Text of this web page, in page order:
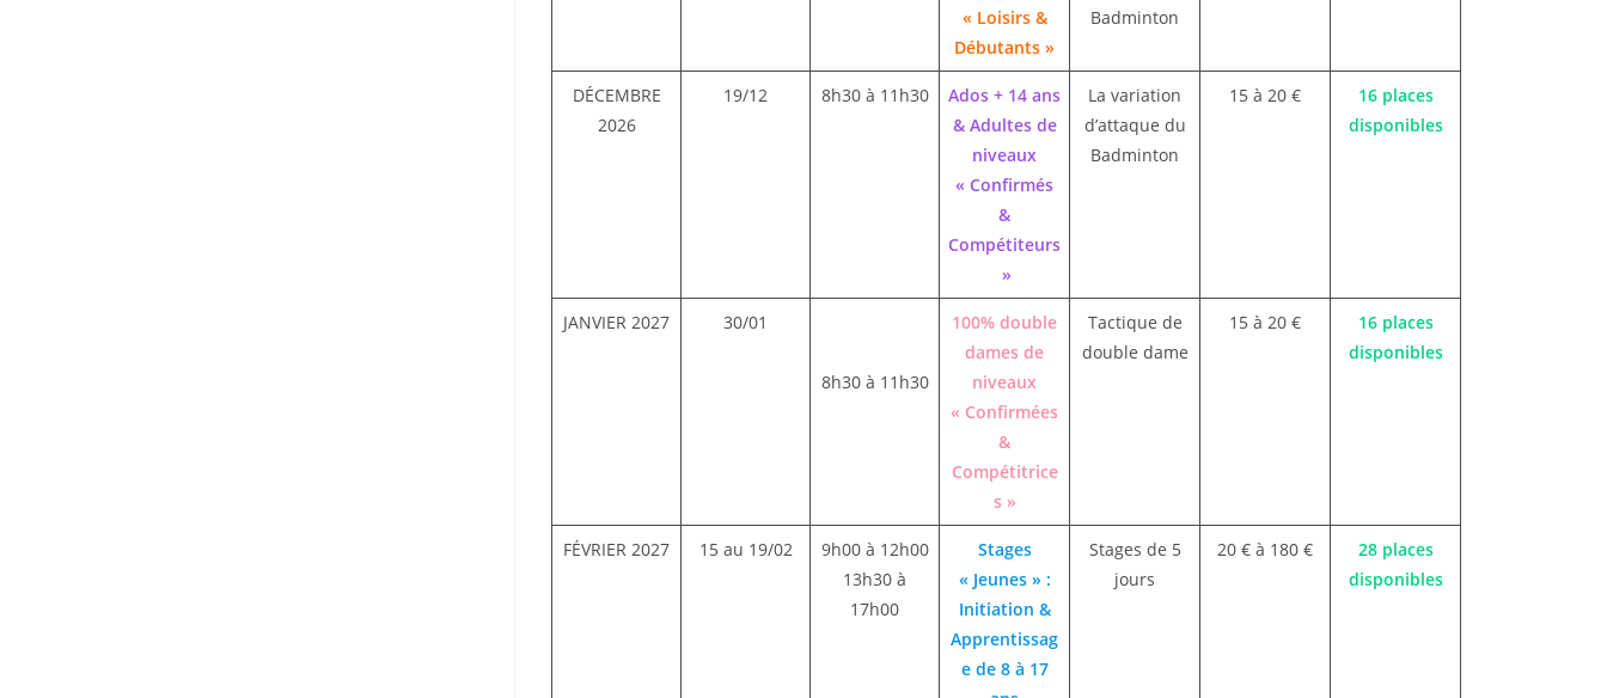
« Loisirs &
Débutants »
Badminton
DÉCEMBRE
2026
19/12 8h30 à 11h30
Ados + 14 ans
& Adultes de
niveaux
« Confirmés
&
Compétiteurs
»
La variation
d’attaque du
Badminton
15 à 20 €
16 places
disponibles
JANVIER 2027 30/01
8h30 à 11h30
100% double
dames de
niveaux
« Confirmées
&
Compétitrice
s »
Tactique de
double dame
15 à 20 €
16 places
disponibles
FÉVRIER 2027 15 au 19/02
9h00 à 12h00
13h30 à
17h00
Stages
« Jeunes » :
Initiation &
Apprentissag
e de 8 à 17
Stages de 5
jours
20 € à 180 €
28 places
disponibles